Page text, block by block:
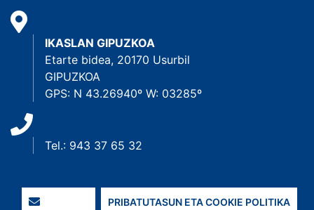
IKASLAN GIPUZKOA
Etarte bidea, 20170 Usurbil
GIPUZKOA
GPS: N 43.26940º W: 03285º
Tel.: 943 37 65 32
PRIBATUTASUN ETA COOKIE POLITIKA